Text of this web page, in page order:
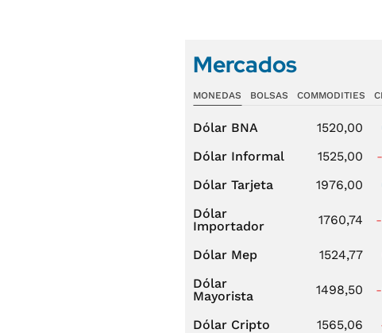
Mercados
MONEDAS BOLSAS COMMODITIES
Dólar BNA 1520,00
Dólar Informal
1525,00
Dólar Tarjeta
1976,00
Dólar
Importador
1760,74
Dólar Mep 1524,77
Dólar
Mayorista
1498,50
Dólar Cripto 1565,06